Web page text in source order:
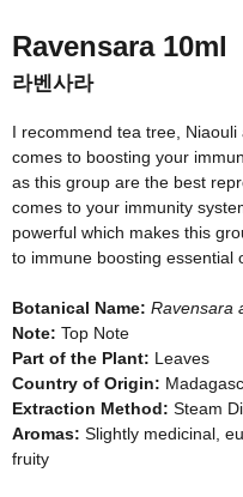
Ravensara 10ml
라벤사라
I recommend tea tree,
comes to boosting your
as this group are the best
comes to your immunity
powerful which makes this
to immune boosting essential
Botanical Name: Ravensara
Note: Top Note
Part of the Plant: Leaves
Country of Origin:
Extraction Method: Steam
Aromas: Slightly medicinal,
fruity